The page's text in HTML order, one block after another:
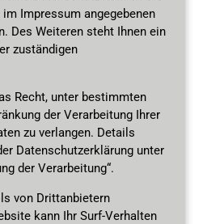
Impressum angegebenen
Des Weiteren steht Ihnen ein
zuständigen
Recht, unter bestimmten
der Verarbeitung Ihrer
zu verlangen. Details
Datenschutzerklärung unter
der Verarbeitung“.
von Drittanbietern
kann Ihr Surf-Verhalten